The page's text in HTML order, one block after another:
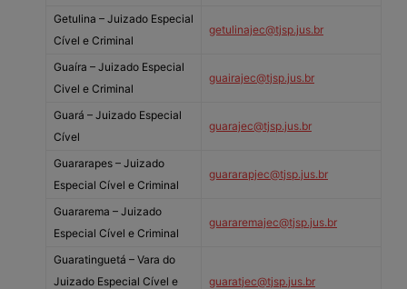
Getulina – Juizado Especial
Cível e Criminal
getulinajec@tjsp.jus.br
Guaíra – Juizado Especial
Civel e Criminal
guairajec@tjsp.jus.br
Guará – Juizado Especial
Cível
guarajec@tjsp.jus.br
Guararapes – Juizado
Especial Cível e Criminal
guararapjec@tjsp.jus.br
Guararema – Juizado
Especial Cível e Criminal
guararemajec@tjsp.jus.br
Guaratinguetá – Vara do
Juizado Especial Cível e
guaratjec@tjsp.jus.br